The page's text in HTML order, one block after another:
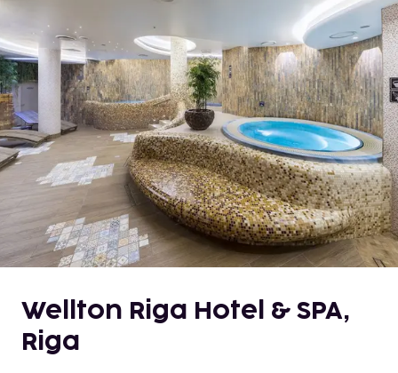
Wellton Riga Hotel & SPA,
Riga